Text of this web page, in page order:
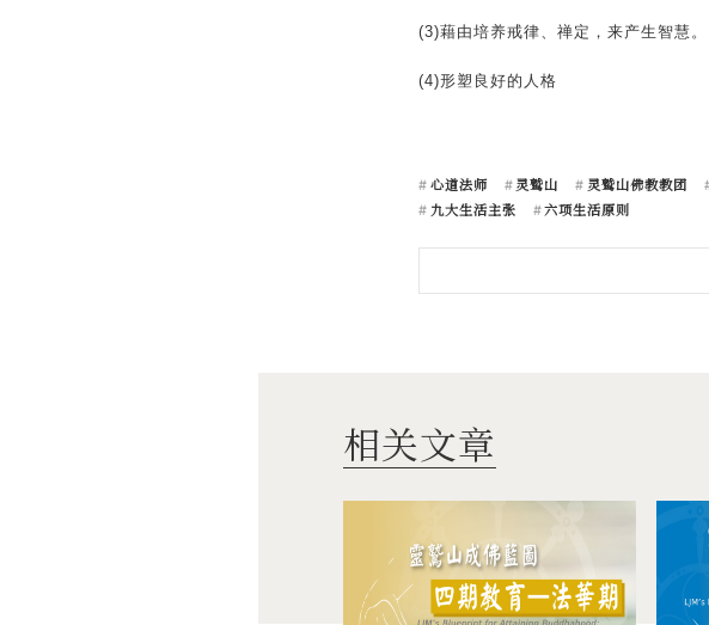
(3)藉由培养戒律、禅定，来产生智慧。
(4)形塑良好的人格
心道法师 灵鹫山 灵鹫山佛教教团
九大生活主张
六项生活原则
相关文章